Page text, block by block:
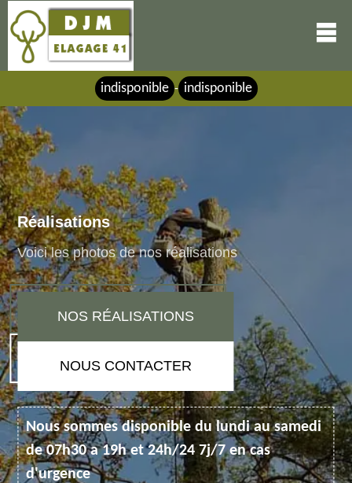
indisponible - indisponible
Réalisations
Voici les photos de nos réalisations
NOS RÉALISATIONS
NOUS CONTACTER
Nous sommes disponible du lundi au samedi
de 07h30 a 19h et 24h/24 7j/7 en cas
d'urgence